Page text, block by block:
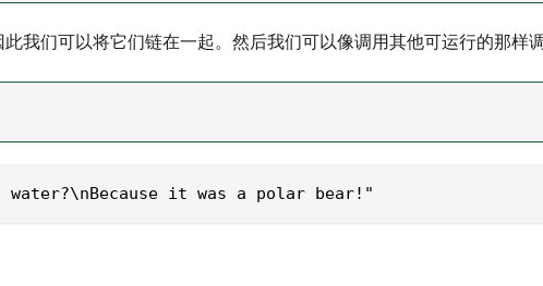
我们可以将它们链在一起。然后我们可以像调用其他可运行的那样
it was a polar bear!"